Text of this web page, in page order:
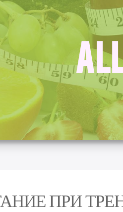
ПРИ